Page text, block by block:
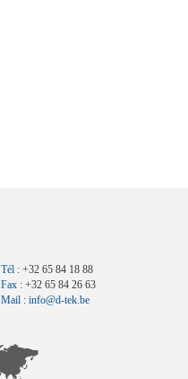
Tél : +32 65 84 18 88
Fax : +32 65 84 26 63
Mail : info@d-tek.be